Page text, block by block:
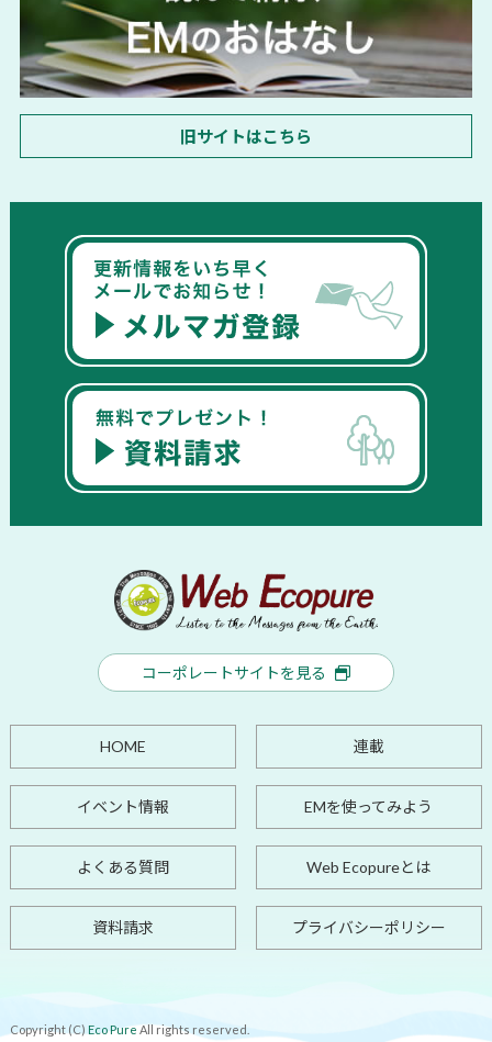
旧サイトはこちら
コーポレートサイトを見る
HOME 連載
イベント情報 EMを使ってみよう
よくある質問 Web Ecopureとは
資料請求 プライバシーポリシー
Copyright (C) Eco PureAll rights reserved.